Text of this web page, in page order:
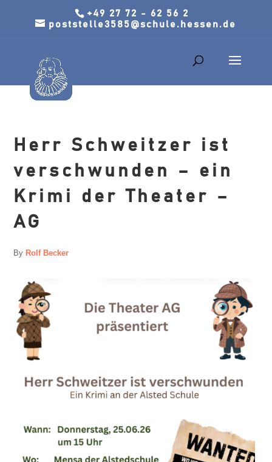
+49 27 72 - 62 56 2
poststelle3585@schule.hessen.de
Herr Schweitzer ist
verschwunden – ein
Krimi der Theater –
AG
By Rolf Becker